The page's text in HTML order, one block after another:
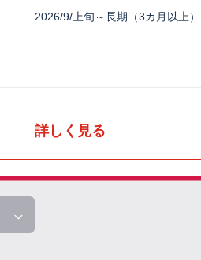
2026/9/上旬～長期（3カ月以上）
詳しく見る